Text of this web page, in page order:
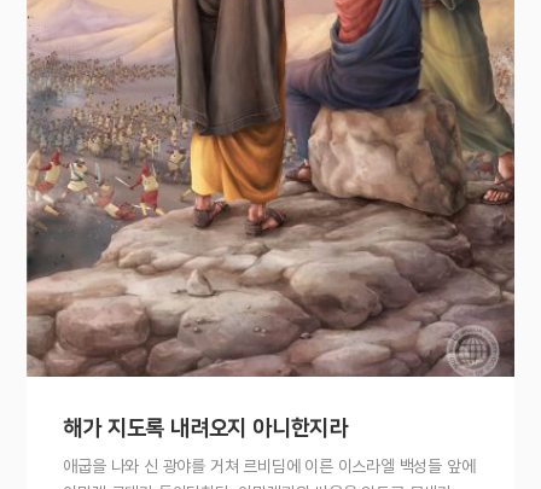
해가 지도록 내려오지 아니한지라
애굽을 나와 신 광야를 거쳐 르비딤에 이른 이스라엘 백성들 앞에